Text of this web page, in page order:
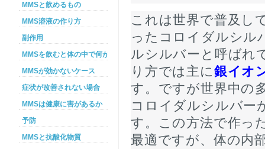
これは世界で普及し
ったコロイダルシル
ルシルバーと呼ばれ
り方では主に 銀イオ
す。ですが世界中の
コロイダルシルバー
す。
この方法で作っ
最適ですが、体の内
MMSと飲めるもの
MMS溶液の作り方
副作用
MMSを飲むと体の中で何が起こるか
MMSが効かないケース
症状が改善されない場合
MMSは健康に害があるか
予防
MMSと抗酸化物質